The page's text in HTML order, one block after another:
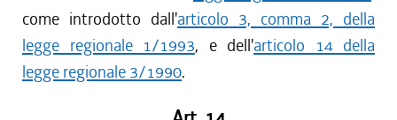
come introdotto dall'articolo 3, comma 2, della
legge regionale 1/1993, e dell'articolo 14 della
legge regionale 3/1990.